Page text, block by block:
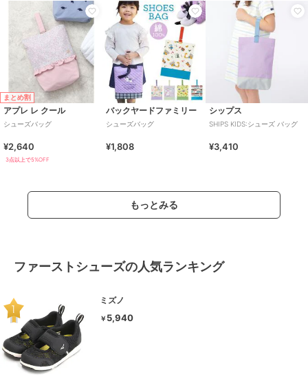
まとめ割
アプレ レ クール
シューズバッグ
¥2,640
3点以上で5%OFF
バックヤードファミリー
シューズバッグ
¥1,808
シップス
SHIPS KIDS:シューズ バッグ
¥3,410
もっとみる
ファーストシューズの人気ランキング
ミズノ
￥ 5,940